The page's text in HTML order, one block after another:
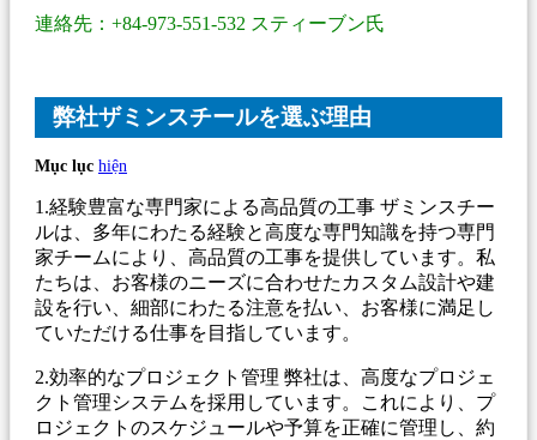
連絡先：+84-973-551-532 スティーブン氏
弊社ザミンスチールを選ぶ理由
Mục lục hiện
1.経験豊富な専門家による高品質の工事 ザミンスチー
ルは、多年にわたる経験と高度な専門知識を持つ専門
家チームにより、高品質の工事を提供しています。私
たちは、お客様のニーズに合わせたカスタム設計や建
設を行い、細部にわたる注意を払い、お客様に満足し
ていただける仕事を目指しています。
2.効率的なプロジェクト管理 弊社は、高度なプロジェ
クト管理システムを採用しています。これにより、プ
ロジェクトのスケジュールや予算を正確に管理し、約